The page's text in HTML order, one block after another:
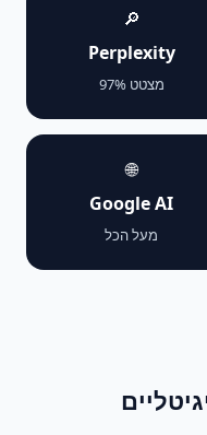
🔎
Perplexity
מצטט 97%
🌐
Google AI
מעל הכל